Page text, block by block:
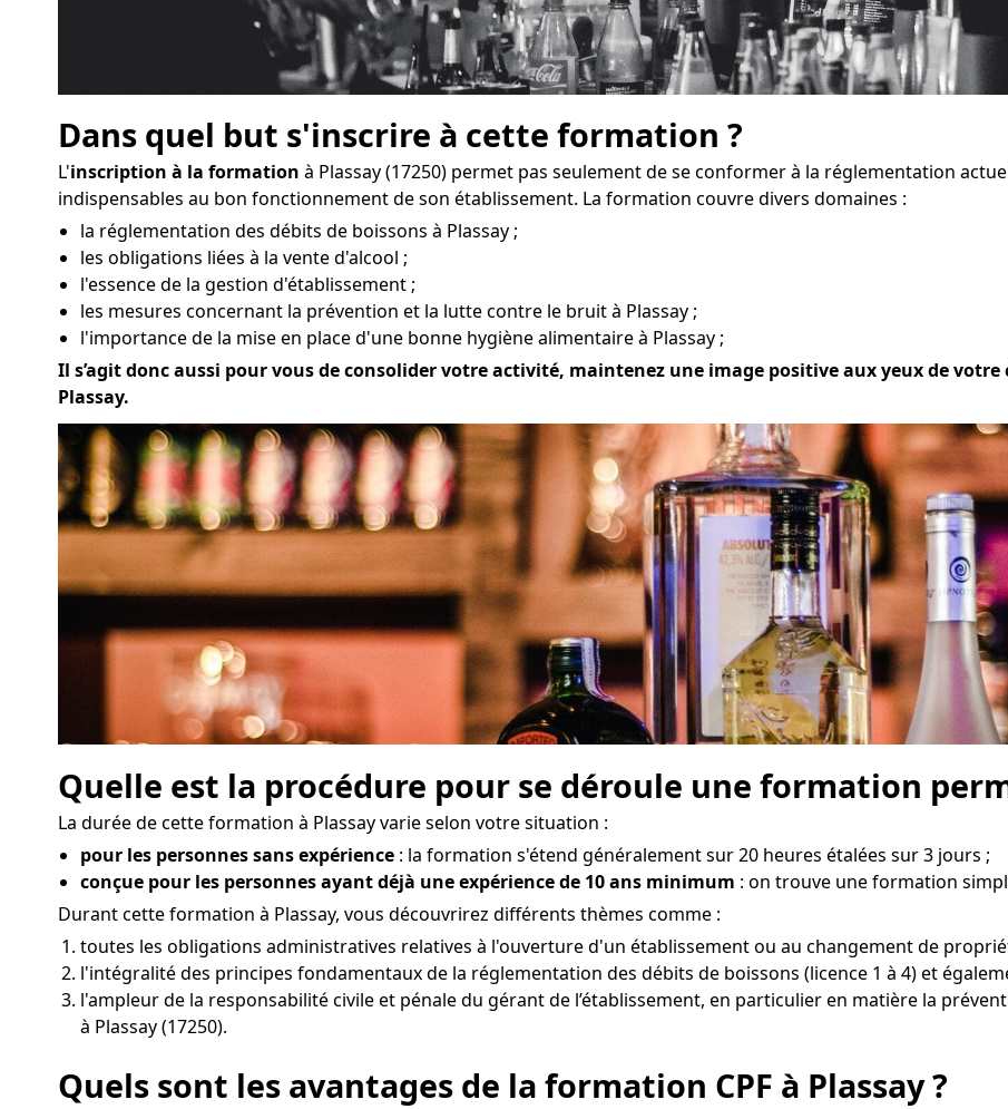
Dans quel but s'inscrire à cette formation ?
L'inscription à la formation à Plassay (17250) permet pas seulement de se conformer à la réglementation
indispensables au bon fonctionnement de son établissement. La formation couvre divers domaines :
la réglementation des débits de boissons à Plassay ;
les obligations liées à la vente d'alcool ;
l'essence de la gestion d'établissement ;
les mesures concernant la prévention et la lutte contre le bruit à Plassay ;
l'importance de la mise en place d'une bonne hygiène alimentaire à Plassay ;
Il s’agit donc aussi pour vous de consolider votre activité, maintenez une image positive aux yeux de
Plassay.
Quelle est la procédure pour se déroule une formation
La durée de cette formation à Plassay varie selon votre situation :
pour les personnes sans expérience : la formation s'étend généralement sur 20 heures étalées sur 3 jours ;
conçue pour les personnes ayant déjà une expérience de 10 ans minimum : on trouve une formation
Durant cette formation à Plassay, vous découvrirez différents thèmes comme :
toutes les obligations administratives relatives à l'ouverture d'un établissement ou au changement de
l'intégralité des principes fondamentaux de la réglementation des débits de boissons (licence 1 à 4) et
l'ampleur de la responsabilité civile et pénale du gérant de l’établissement, en particulier en matière la
à Plassay (17250).
Quels sont les avantages de la formation CPF à Plassay ?